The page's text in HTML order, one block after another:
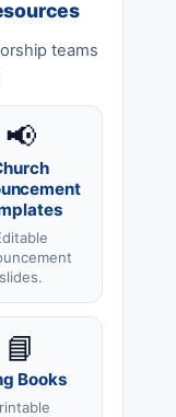
teams
📢
slides.
📘
Books